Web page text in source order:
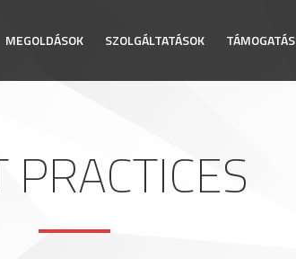
MEGOLDÁSOK SZOLGÁLTATÁSOK TÁMOGATÁS
PRACTICES